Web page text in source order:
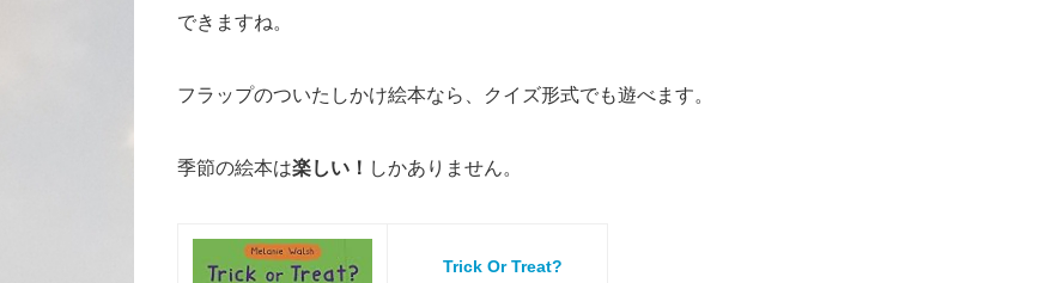
できますね。
フラップのついたしかけ絵本なら、クイズ形式でも遊べます。
季節の絵本は楽しい！ しかありません。
Trick Or Treat?